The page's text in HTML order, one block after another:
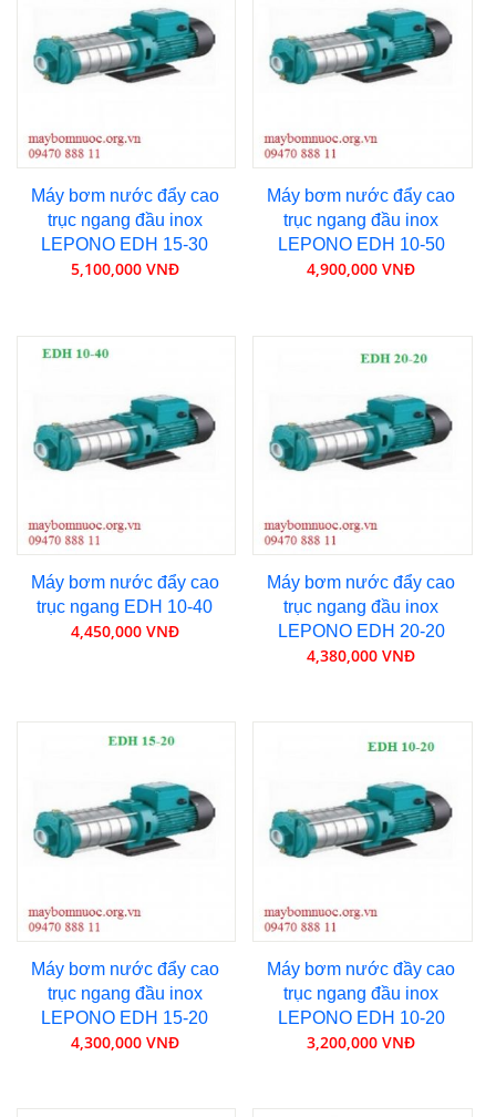
Máy bơm nước đẩy cao
trục ngang đầu inox
LEPONO EDH 15-30
5,100,000 VNĐ
Máy bơm nước đẩy cao
trục ngang đầu inox
LEPONO EDH 10-50
4,900,000 VNĐ
Máy bơm nước đẩy cao
trục ngang EDH 10-40
4,450,000 VNĐ
Máy bơm nước đẩy cao
trục ngang đầu inox
LEPONO EDH 20-20
4,380,000 VNĐ
Máy bơm nước đẩy cao
trục ngang đầu inox
LEPONO EDH 15-20
4,300,000 VNĐ
Máy bơm nước đầy cao
trục ngang đầu inox
LEPONO EDH 10-20
3,200,000 VNĐ